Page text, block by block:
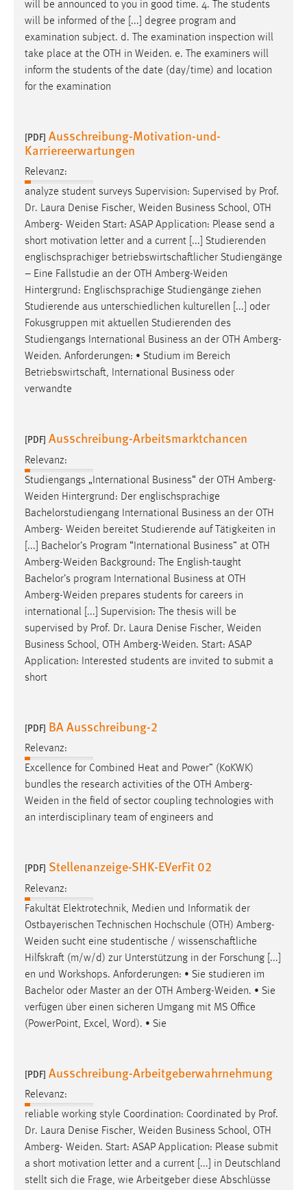
will be announced to you in good time. 4. The students
will be informed of the [...] degree program and
examination subject. d. The examination inspection will
take place at the OTH in Weiden. e. The examiners will
inform the students of the date (day/time) and location
for the examination
[PDF] Ausschreibung-Motivation-und-
Karriereerwartungen
Relevanz:
analyze student surveys Supervision: Supervised by Prof.
Dr. Laura Denise Fischer, Weiden Business School, OTH
Amberg- Weiden Start: ASAP Application: Please send a
short motivation letter and a current [...] Studierenden
englischsprachiger betriebswirtschaftlicher Studiengänge
– Eine Fallstudie an der OTH Amberg-Weiden
Hintergrund: Englischsprachige Studiengänge ziehen
Studierende aus unterschiedlichen kulturellen [...] oder
Fokusgruppen mit aktuellen Studierenden des
Studiengangs International Business an der OTH Amberg-
Weiden. Anforderungen: • Studium im Bereich
Betriebswirtschaft, International Business oder
verwandte
[PDF] Ausschreibung-Arbeitsmarktchancen
Relevanz:
Studiengangs „International Business“ der OTH Amberg-
Weiden Hintergrund: Der englischsprachige
Bachelorstudiengang International Business an der OTH
Amberg- Weiden bereitet Studierende auf Tätigkeiten in
[...] Bachelor’s Program “International Business” at OTH
Amberg-Weiden Background: The English-taught
Bachelor’s program International Business at OTH
Amberg-Weiden prepares students for careers in
international [...] Supervision: The thesis will be
supervised by Prof. Dr. Laura Denise Fischer, Weiden
Business School, OTH Amberg-Weiden. Start: ASAP
Application: Interested students are invited to submit a
short
[PDF] BA Ausschreibung-2
Relevanz:
Excellence for Combined Heat and Power” (KoKWK)
bundles the research activities of the OTH Amberg-
Weiden in the field of sector coupling technologies with
an interdisciplinary team of engineers and
[PDF] Stellenanzeige-SHK-EVerFit 02
Relevanz:
Fakultät Elektrotechnik, Medien und Informatik der
Ostbayerischen Technischen Hochschule (OTH) Amberg-
Weiden sucht eine studentische / wissenschaftliche
Hilfskraft (m/w/d) zur Unterstützung in der Forschung [...]
en und Workshops. Anforderungen: • Sie studieren im
Bachelor oder Master an der OTH Amberg-Weiden. • Sie
verfügen über einen sicheren Umgang mit MS Office
(PowerPoint, Excel, Word). • Sie
[PDF] Ausschreibung-Arbeitgeberwahrnehmung
Relevanz:
reliable working style Coordination: Coordinated by Prof.
Dr. Laura Denise Fischer, Weiden Business School, OTH
Amberg- Weiden. Start: ASAP Application: Please submit
a short motivation letter and a current [...] in Deutschland
stellt sich die Frage, wie Arbeitgeber diese Abschlüsse